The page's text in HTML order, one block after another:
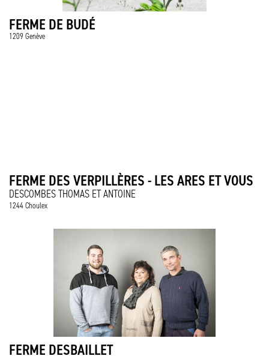
FERME DE BUDÉ
1209 Genève
FERME DES VERPILLÈRES - LES ARES ET VOUS
DESCOMBES THOMAS ET ANTOINE
1244 Choulex
FERME DESBAILLET